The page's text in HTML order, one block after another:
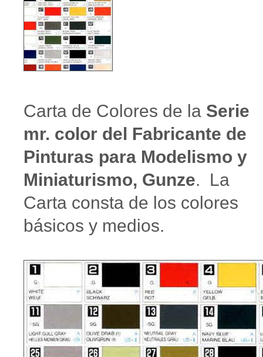
Carta de Colores de la Serie
mr. color del Fabricante de
Pinturas para Modelismo y
Miniaturismo, Gunze. La
Carta consta de los colores
básicos y medios.